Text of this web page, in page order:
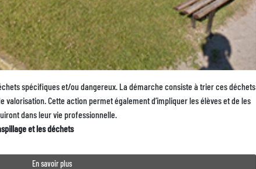
spécifiques et/ou dangereux. La démarche consiste à trier ces déchets
Cette action permet également d’impliquer les élèves et de les
dans leur vie professionnelle.
et les déchets
En savoir plus